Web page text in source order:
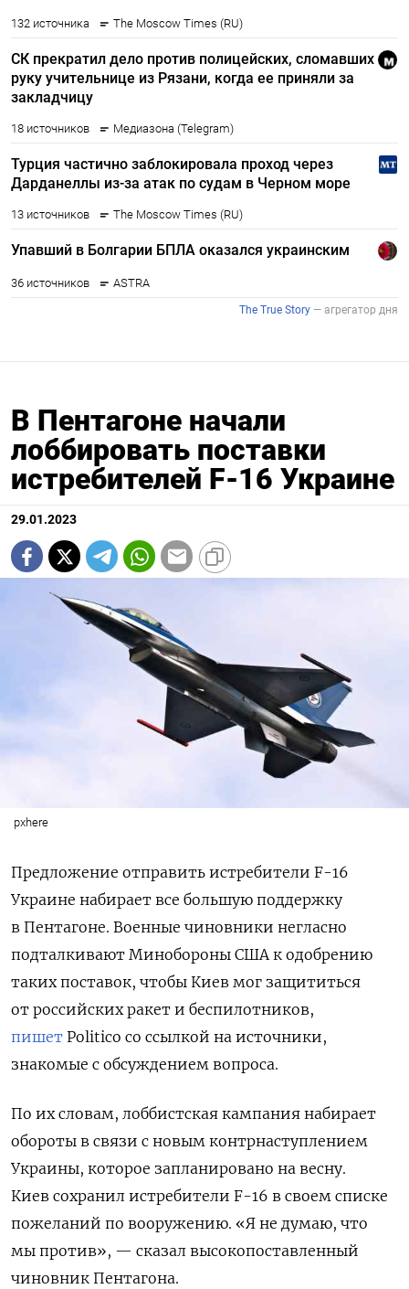
В Пентагоне начали
лоббировать поставки
истребителей F-16 Украине
29.01.2023
pxhere
Предложение отправить истребители F-16
Украине набирает все большую поддержку
в Пентагоне. Военные чиновники негласно
подталкивают Минобороны США к одобрению
таких поставок, чтобы Киев мог защититься
от российских ракет и беспилотников,
пишет Politico со ссылкой на источники,
знакомые с обсуждением вопроса.
По их словам, лоббистская кампания набирает
обороты в связи с новым контрнаступлением
Украины, которое запланировано на весну.
Киев сохранил истребители F-16 в своем списке
пожеланий по вооружению. «Я не думаю, что
мы против», — сказал высокопоставленный
чиновник Пентагона.